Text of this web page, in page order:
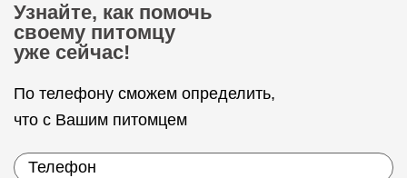
Узнайте, как помочь
своему питомцу
уже сейчас!
По телефону сможем определить,
что с Вашим питомцем